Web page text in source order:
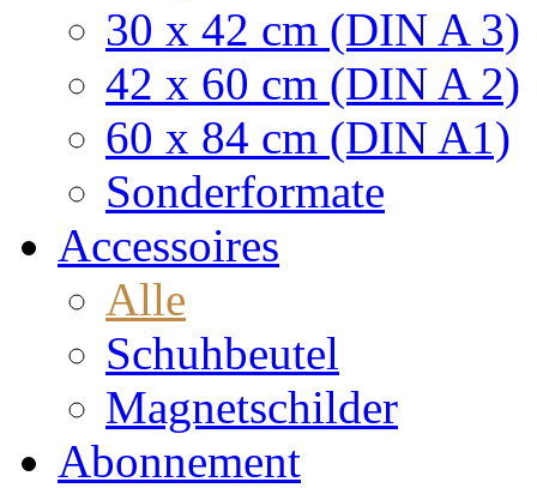
30 x 42 cm (DIN A 3)
42 x 60 cm (DIN A 2)
60 x 84 cm (DIN A1)
Sonderformate
Accessoires
Alle
Schuhbeutel
Magnetschilder
Abonnement